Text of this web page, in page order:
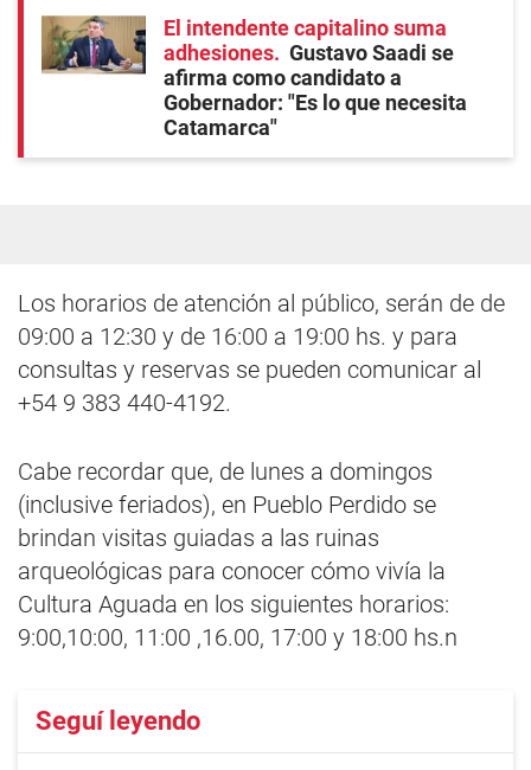
El intendente capitalino suma
adhesiones
Gustavo Saadi se
afirma como candidato a
Gobernador: "Es lo que necesita
Catamarca"
Los horarios de atención al público, serán de de
09:00 a 12:30 y de 16:00 a 19:00 hs. y para
consultas y reservas se pueden comunicar al
+54 9 383 440-4192.
Cabe recordar que, de lunes a domingos
(inclusive feriados), en Pueblo Perdido se
brindan visitas guiadas a las ruinas
arqueológicas para conocer cómo vivía la
Cultura Aguada en los siguientes horarios:
9:00,10:00, 11:00 ,16.00, 17:00 y 18:00 hs.n
Seguí leyendo